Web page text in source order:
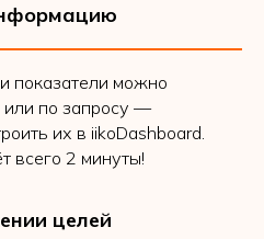
показатели можно
или по запросу —
их в iikoDashboard.
всего 2 минуты!
целей